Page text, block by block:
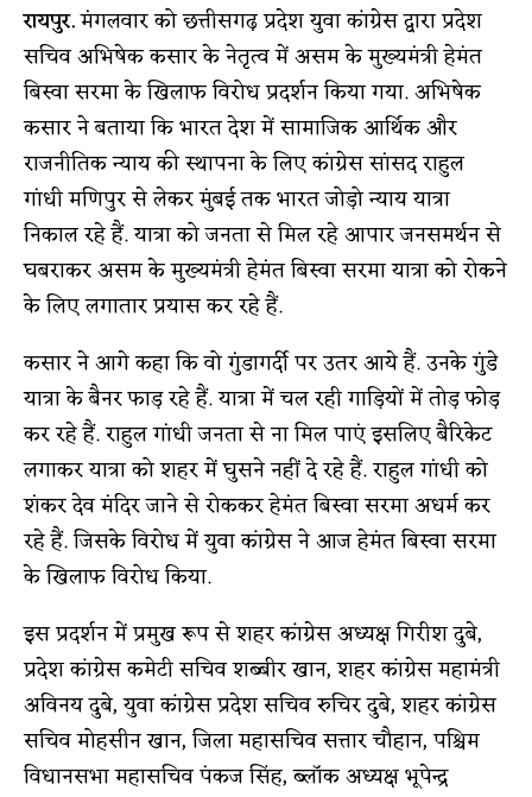
रायपुर.मंगलवार को छत्तीसगढ़ प्रदेश युवा कांग्रेस द्वारा प्रदेश
सचिव अभिषेक कसार के नेतृत्व में असम के मुख्यमंत्री हेमंत
बिस्वा सरमा के खिलाफ विरोध प्रदर्शन किया गया. अभिषेक
कसार ने बताया कि भारत देश में सामाजिक आर्थिक और
राजनीतिक न्याय की स्थापना के लिए कांग्रेस सांसद राहुल
गांधी मणिपुर से लेकर मुंबई तक भारत जोड़ो न्याय यात्रा
निकाल रहे हैं. यात्रा को जनता से मिल रहे आपार जनसमर्थन से
घबराकर असम के मुख्यमंत्री हेमंत बिस्वा सरमा यात्रा को रोकने
के लिए लगातार प्रयास कर रहे हैं.
कसार ने आगे कहा कि वो गुंडागर्दी पर उतर आये हैं. उनके गुंडे
यात्रा के बैनर फाड़ रहे हैं. यात्रा में चल रही गाड़ियों में तोड़ फोड़
कर रहे हैं. राहुल गांधी जनता से ना मिल पाएं इसलिए बैरिकेट
लगाकर यात्रा को शहर में घुसने नहीं दे रहे हैं. राहुल गांधी को
शंकर देव मंदिर जाने से रोककर हेमंत बिस्वा सरमा अधर्म कर
रहे हैं. जिसके विरोध में युवा कांग्रेस ने आज हेमंत बिस्वा सरमा
के खिलाफ विरोध किया.
इस प्रदर्शन में प्रमुख रूप से शहर कांग्रेस अध्यक्ष गिरीश दुबे,
प्रदेश कांग्रेस कमेटी सचिव शब्बीर खान, शहर कांग्रेस महामंत्री
अविनय दुबे, युवा कांग्रेस प्रदेश सचिव रुचिर दुबे, शहर कांग्रेस
सचिव मोहसीन खान, जिला महासचिव सत्तार चौहान, पश्चिम
विधानसभा महासचिव पंकज सिंह, ब्लॉक अध्यक्ष भूपेन्द्र